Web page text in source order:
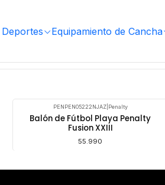
Deportes Equipamiento de Cancha
PENPEN05222NJAZ| Penalty
Balón de Fútbol Playa Penalty
Fusion XXIII
55.990